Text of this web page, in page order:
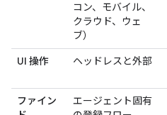
コン、モバイル、
クラウド、ウェ
ブ）
UI 操作 ヘッドレスと外部
ファイン
エージェント固有